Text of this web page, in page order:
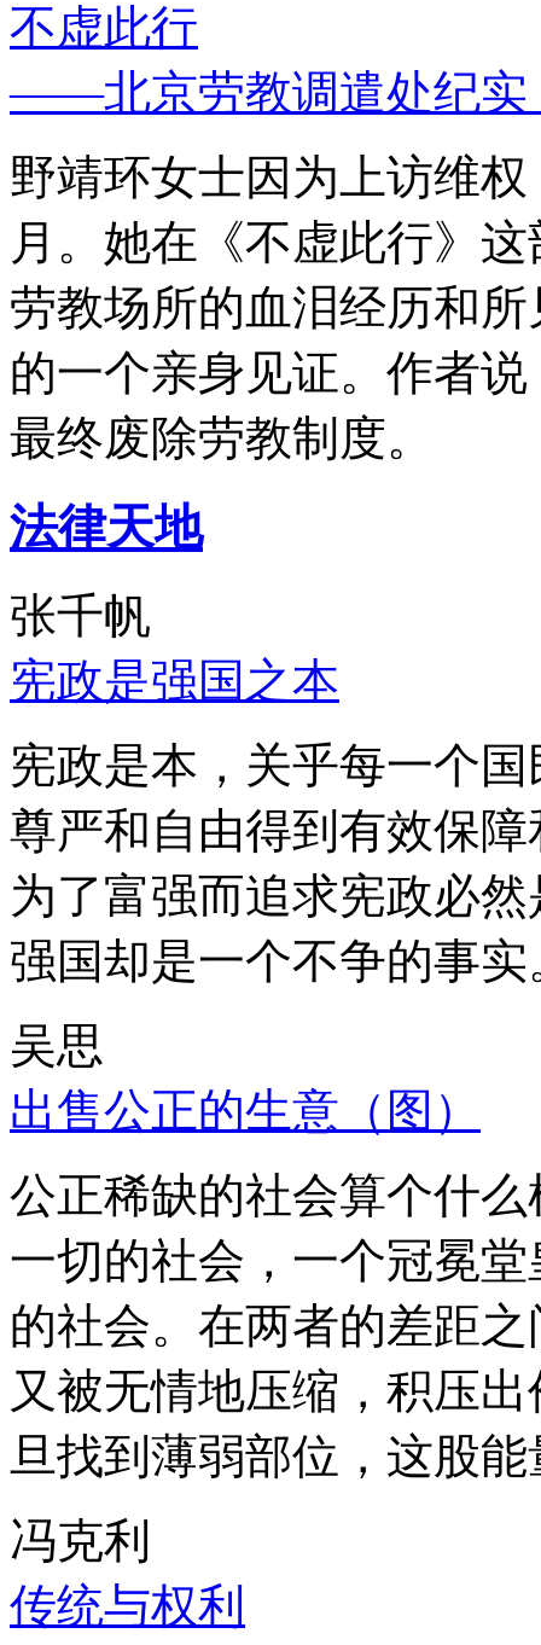
不虚此行
——北京劳教调遣处纪实
野靖环女士因为上访维
月。她在《不虚此行》
劳教场所的血泪经历和
的一个亲身见证。作者
最终废除劳教制度。
法律天地
张千帆
宪政是强国之本
宪政是本，关乎每一个
尊严和自由得到有效保
为了富强而追求宪政必
强国却是一个不争的事实
吴思
出售公正的生意（图）
公正稀缺的社会算个什
一切的社会，一个冠冕
的社会。在两者的差距
又被无情地压缩，积压
旦找到薄弱部位，这股
冯克利
传统与权利